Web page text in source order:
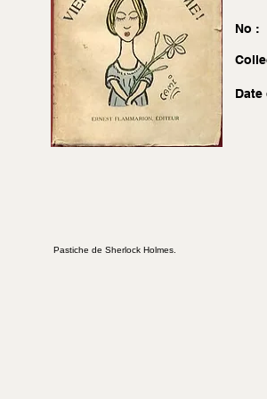
No :
Pastiche de Sherlock Holmes.